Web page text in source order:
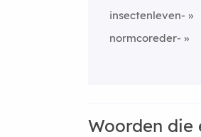
insectenleven-
normcoreder-
Woorden die